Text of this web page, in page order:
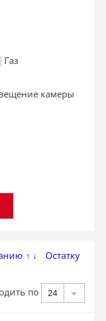
Газ
камеры
↑ ↓ Остатку
по 24